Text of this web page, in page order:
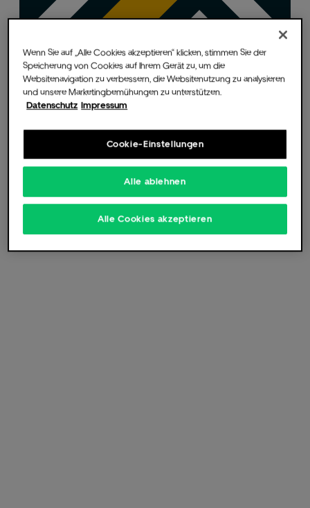
Wenn Sie auf „Alle Cookies akzeptieren“ klicken, stimmen Sie der
Speicherung von Cookies auf Ihrem Gerät zu, um die
Websitenavigation zu verbessern, die Websitenutzung zu analysieren
und unsere Marketingbemühungen zu unterstützen.
Datenschutz Impressum
Cookie-Einstellungen
Alle ablehnen
Alle Cookies akzeptieren